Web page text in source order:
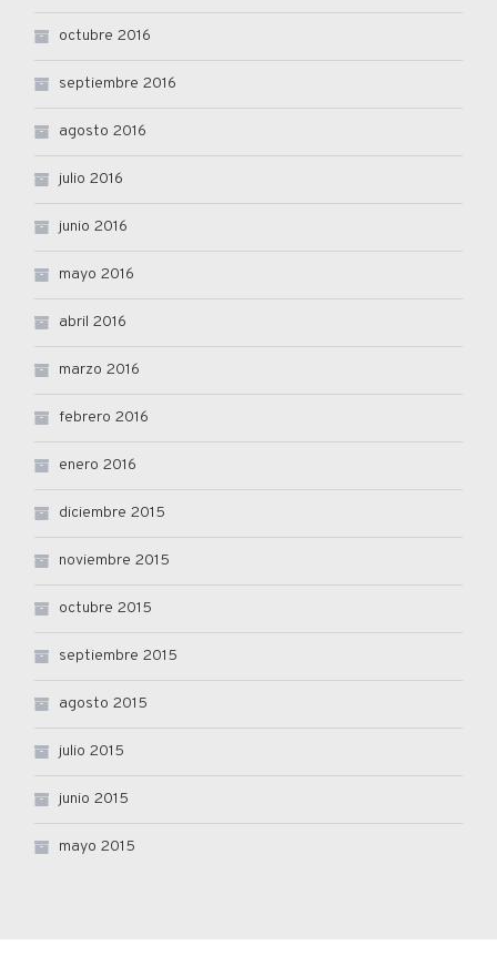
octubre 2016
septiembre 2016
agosto 2016
julio 2016
junio 2016
mayo 2016
abril 2016
marzo 2016
febrero 2016
enero 2016
diciembre 2015
noviembre 2015
octubre 2015
septiembre 2015
agosto 2015
julio 2015
junio 2015
mayo 2015